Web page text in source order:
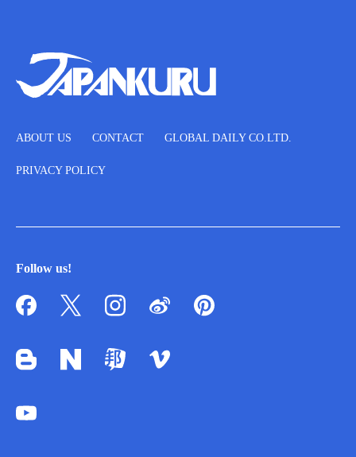
ABOUT US CONTACT GLOBAL DAILY CO.LTD.
PRIVACY POLICY
Follow us!